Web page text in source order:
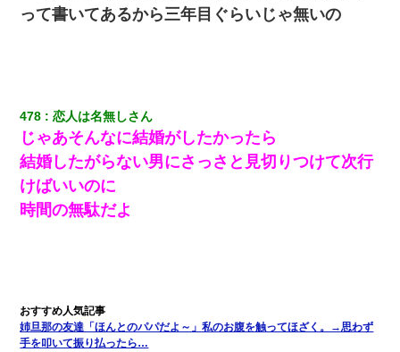
ｗｗｗｗｗ
私『貯金貯まったし、やっと家建てられるね！』夫「実家を二世
帯住宅にした。それに貯金使った」→私『離婚しよう』夫「え
っ」私『使った貯金はあげるから』→すると…
嫁が弁護士を連れてきて「悪いと思うなら慰謝料を払って離婚し
ろ」→ 俺「完全に恐喝になってますね」「お前、これが詐欺だっ
って書いてあるから三年目ぐらいじゃ無いの
478 恋人は名無しさん
じゃあそんなに結婚がしたかったら
結婚したがらない男にさっさと見切りつけて次行
けばいいのに
時間の無駄だよ
姉旦那の友達「ほんとのパパだよ～」私のお腹を触ってほざく。→思わず
手を叩いて振り払ったら…